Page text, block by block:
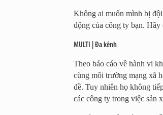
Không ai muốn mình bị
động của công ty bạn.
MULTI | Đa kênh
Theo báo cáo về hành vi
cùng môi trường mạng xã
đề. Tuy nhiên họ không
các công ty trong việc sản